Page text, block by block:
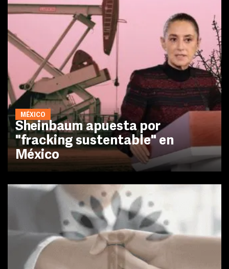
MÉXICO
Sheinbaum apuesta por
"fracking sustentable" en
México